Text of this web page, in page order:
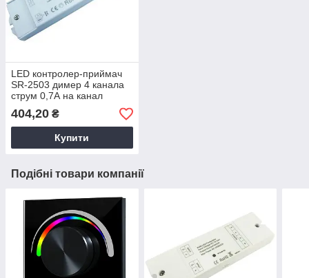
LED контролер-приймач
SR-2503 димер 4 канала
струм 0,7А на канал
SUNRICHER 4715
404,20 ₴
Купити
Подібні товари компанії